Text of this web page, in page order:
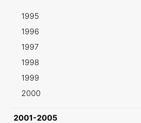
1995
1996
1997
1998
1999
2000
2001-2005